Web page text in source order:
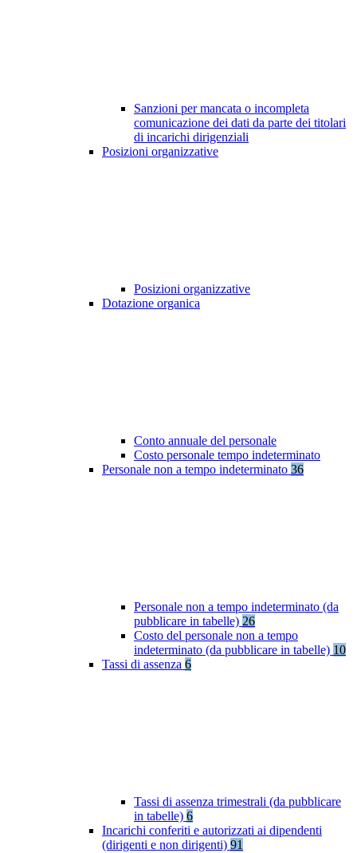
Sanzioni per mancata o incompleta
comunicazione dei dati da parte dei titolari
di incarichi dirigenziali
Posizioni organizzative
Posizioni organizzative
Dotazione organica
Conto annuale del personale
Costo personale tempo indeterminato
Personale non a tempo indeterminato 36
Personale non a tempo indeterminato (da
pubblicare in tabelle) 26
Costo del personale non a tempo
indeterminato (da pubblicare in tabelle) 10
Tassi di assenza 6
Tassi di assenza trimestrali (da pubblicare
in tabelle) 6
Incarichi conferiti e autorizzati ai dipendenti
(dirigenti e non dirigenti) 91